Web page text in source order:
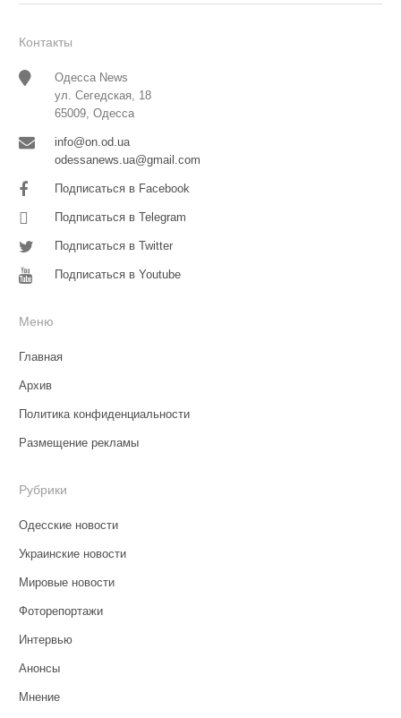
Контакты
Одесса News
ул. Сегедская, 18
65009, Одесса
info@on.od.ua
odessanews.ua@gmail.com
Подписаться в Facebook
Подписаться в Telegram
Подписаться в Twitter
Подписаться в Youtube
Меню
Главная
Архив
Политика конфиденциальности
Размещение рекламы
Рубрики
Одесские новости
Украинские новости
Мировые новости
Фоторепортажи
Интервью
Анонсы
Мнение